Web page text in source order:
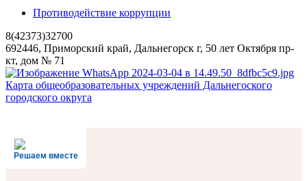
Противодействие коррупции
8(42373)32700
692446, Приморский край, Дальнегорск г, 50 лет Октября пр-
кт, дом № 71
Карта общеобразовательных учреждений Дальнегоского
городского округа
Решаем вместе